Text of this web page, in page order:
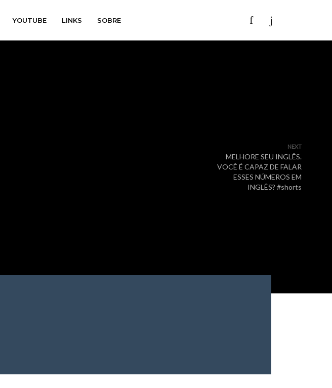
YOUTUBE LINKS SOBRE
NEXT
MELHORE SEU INGLÊS.
VOCÊ É CAPAZ DE FALAR
ESSES NÚMEROS EM
INGLÊS? #shorts